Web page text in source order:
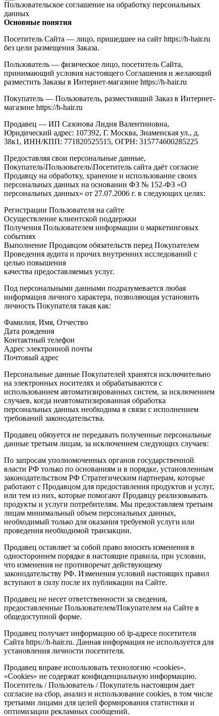
Пользовательское соглашение на обработку персональных
данных
Основные понятия
Посетитель Сайта — лицо, пришедшее на сайт https://h-hair.ru
без цели размещения Заказа.
Пользователь — физическое лицо, посетитель Сайта,
принимающий условия настоящего Соглашения и желающий
разместить Заказы в Интернет-магазине https://h-hair.ru
Покупатель — Пользователь, разместивший Заказ в Интернет-
магазине https://h-hair.ru
Продавец — ИП Сазонова Лидия Валентиновна,
Юридический адрес: 107392, Г. Москва, Знаменская ул., д.
38к1, ИНН/КПП: 771820525515, ОГРН: 315774600285225
Предоставляя свои персональные данные,
Покупатель\Пользователь\Посетитель сайта даёт согласие
Продавцу на обработку, хранение и использование своих
персональных данных на основании ФЗ № 152-ФЗ «О
персональных данных» от 27.07.2006 г. в следующих целях:
Регистрации Пользователя на сайте
Осуществление клиентской поддержки
Получения Пользователем информации о маркетинговых
событиях
Выполнение Продавцом обязательств перед Покупателем
Проведения аудита и прочих внутренних исследований с
целью повышения
качества предоставляемых услуг.
Под персональными данными подразумевается любая
информация личного характера, позволяющая установить
личность Покупателя такая как:
Фамилия, Имя, Отчество
Дата рождения
Контактный телефон
Адрес электронной почты
Почтовый адрес
Персональные данные Покупателей хранятся исключительно
на электронных носителях и обрабатываются с
использованием автоматизированных систем, за исключением
случаев, когда неавтоматизированная обработка
персональных данных необходима в связи с исполнением
требований законодательства.
Продавец обязуется не передавать полученные персональные
данные третьим лицам, за исключением следующих случаев:
По запросам уполномоченных органов государственной
власти РФ только по основаниям и в порядке, установленным
законодательством РФ Стратегическим партнерам, которые
работают с Продавцом для предоставления продуктов и услуг,
или тем из них, которые помогают Продавцу реализовывать
продукты и услуги потребителям. Мы предоставляем третьим
лицам минимальный объем персональных данных,
необходимый только для оказания требуемой услуги или
проведения необходимой транзакции.
Продавец оставляет за собой право вносить изменения в
одностороннем порядке в настоящие правила, при условии,
что изменения не противоречат действующему
законодательству РФ. Изменения условий настоящих правил
вступают в силу после их публикации на Сайте.
Продавец не несет ответственности за сведения,
предоставленные Пользователем/Покупателем на Сайте в
общедоступной форме.
Продавец получает информацию об ip-адресе посетителя
Сайта https://h-hair.ru. Данная информация не используется для
установления личности посетителя.
Продавец вправе использовать технологию «cookies».
«Cookies» не содержат конфиденциальную информацию.
Посетитель / Пользователь / Покупатель настоящим дает
согласие на сбор, анализ и использование cookies, в том числе
третьими лицами для целей формирования статистики и
оптимизации рекламных сообщений.